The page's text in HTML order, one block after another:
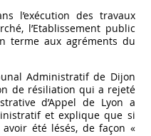
l’exécution des travaux
l’Etablissement public
terme aux agréments du
Administratif de Dijon
de résiliation qui a rejeté
d’Appel de Lyon a
et explique que si
été lésés, de façon «